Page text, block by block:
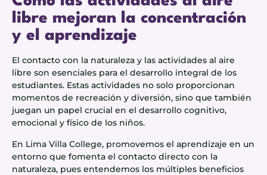
libre mejoran la concentración
y el aprendizaje
El contacto con la naturaleza y las actividades al aire
libre son esenciales para el desarrollo integral de los
estudiantes. Estas actividades no solo proporcionan
momentos de recreación y diversión, sino que también
juegan un papel crucial en el desarrollo cognitivo,
emocional y físico de los niños.
En Lima Villa College, promovemos el aprendizaje en un
entorno que fomenta el contacto directo con la
naturaleza, pues entendemos los múltiples beneficios